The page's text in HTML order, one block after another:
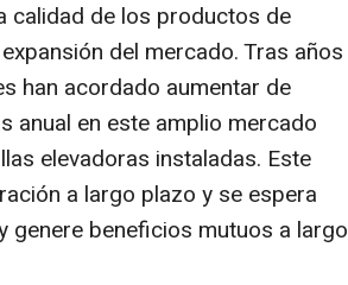
calidad de los productos de
del mercado. Tras años
han acordado aumentar de
anual en este amplio mercado
elevadoras instaladas. Este
a largo plazo y se espera
genere beneficios mutuos a largo